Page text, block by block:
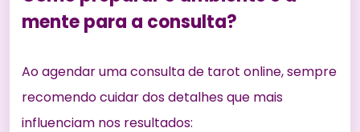
mente para a consulta?
Ao agendar uma consulta de tarot online, sempre
recomendo cuidar dos detalhes que mais
influenciam nos resultados: